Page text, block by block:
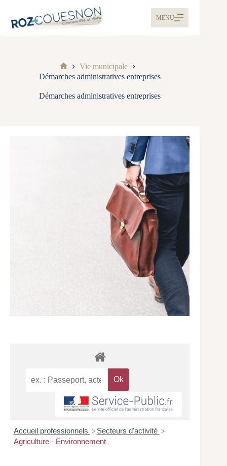
MENU
Vie municipale
Démarches administratives entreprises
Démarches administratives entreprises
Accueil professionnels > Secteurs d'activité >
Agriculture - Environnement